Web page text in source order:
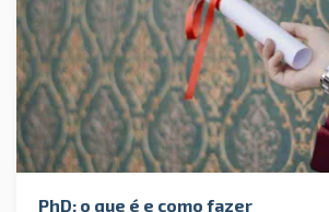
PhD: o que é e como fazer